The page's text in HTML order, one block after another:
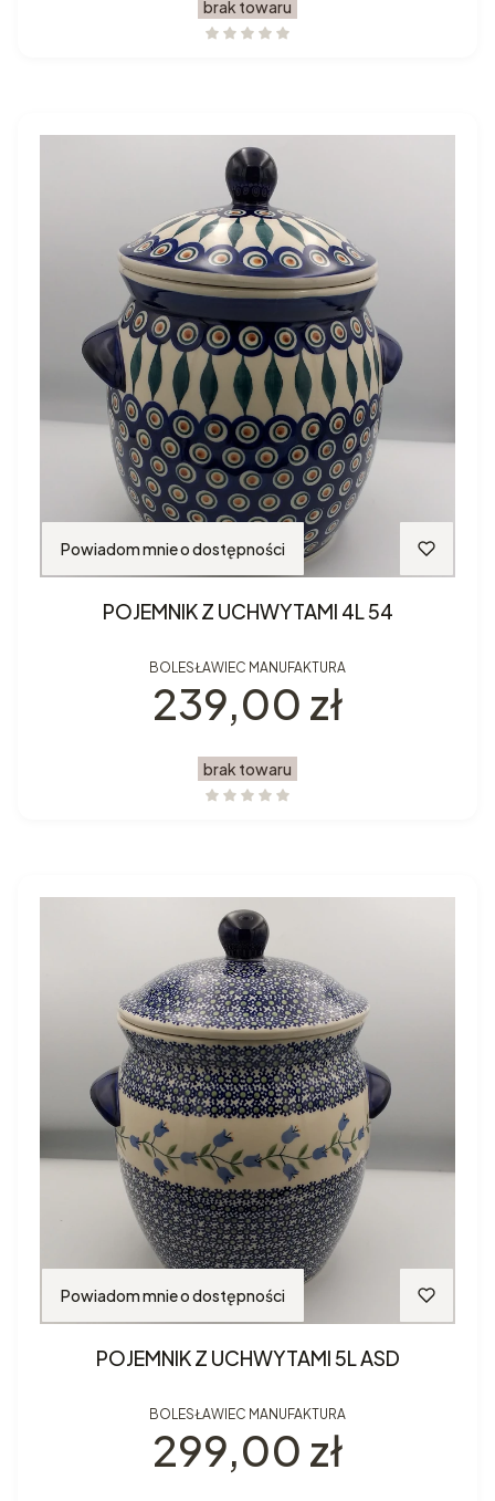
brak towaru
Powiadom mnie o dostępności
POJEMNIK Z UCHWYTAMI 4L 54
BOLESŁAWIEC MANUFAKTURA
Cena
239,00 zł
brak towaru
Powiadom mnie o dostępności
POJEMNIK Z UCHWYTAMI 5L ASD
BOLESŁAWIEC MANUFAKTURA
Cena
299,00 zł